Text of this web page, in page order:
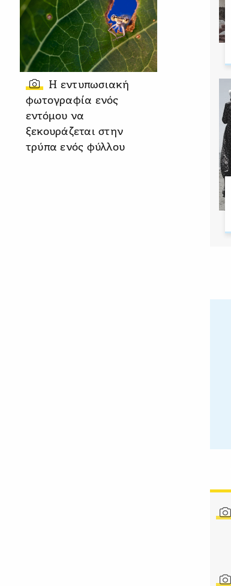
Η εντυπωσιακή
φωτογραφία ενός
εντόμου να
ξεκουράζεται στην
τρύπα ενός φύλλου